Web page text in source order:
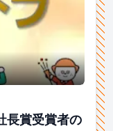
受賞者のピアトラ活
長賞受賞者の